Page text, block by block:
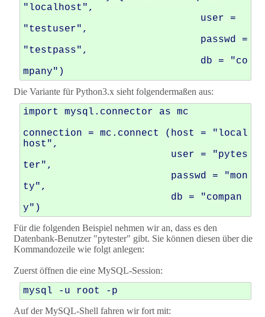
"localhost",
"testuser",
"testpass",
Die Variante für Python3.x sieht folgendermaßen aus:
import mysql.connector as mc
connection = mc.connect (host = "local
host",
ter",
ty",
Für die folgenden Beispiel nehmen wir an, dass es den
Datenbank-Benutzer "pytester" gibt. Sie können diesen über die
Kommandozeile wie folgt anlegen:
Zuerst öffnen die eine MySQL-Session:
Auf der MySQL-Shell fahren wir fort mit: